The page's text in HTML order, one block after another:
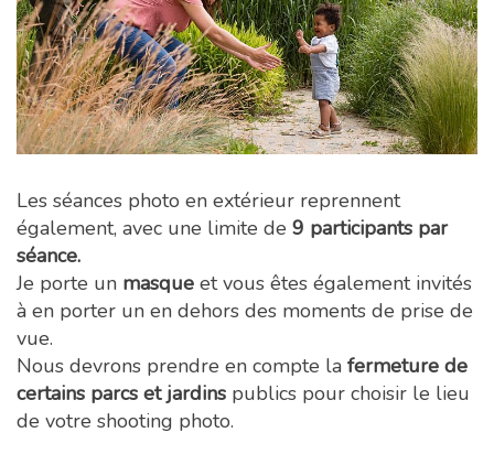
Les séances photo en extérieur reprennent
également, avec une limite de 9 participants par
séance.
Je porte un masque et vous êtes également invités
à en porter un en dehors des moments de prise de
vue.
Nous devrons prendre en compte la fermeture de
certains parcs et jardins publics pour choisir le lieu
de votre shooting photo.